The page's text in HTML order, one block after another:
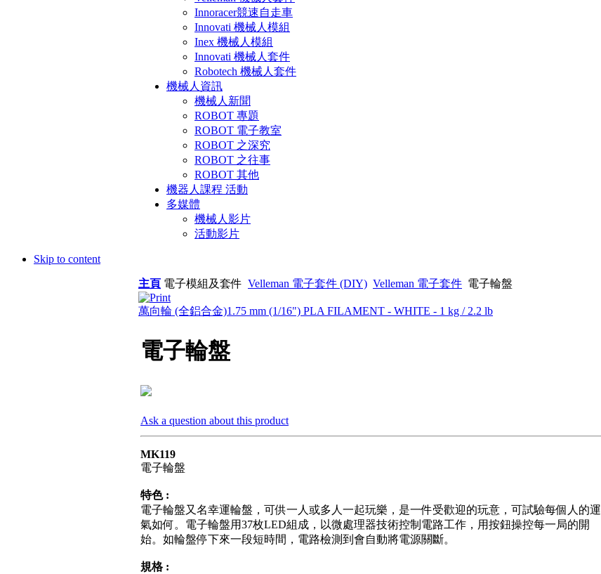
Innoracer競速自走車
Innovati 機械人模組
Inex 機械人模組
Innovati 機械人套件
Robotech 機械人套件
機械人資訊
機械人新聞
ROBOT 專題
ROBOT 電子教室
ROBOT 之深究
ROBOT 之往事
ROBOT 其他
機器人課程 活動
多媒體
機械人影片
活動影片
Skip to content
主頁 電子模組及套件 Velleman 電子套件 (DIY) Velleman 電子套件 電子輪盤
萬向輪 (全鋁合金)1.75 mm (1/16") PLA FILAMENT - WHITE - 1 kg / 2.2 lb
電子輪盤
Ask a question about this product
MK119
電子輪盤
特色 :
電子輪盤又名幸運輪盤，可供一人或多人一起玩樂，是一件受歡迎的玩意，可試驗每個人的運
氣如何。電子輪盤用37枚LED組成，以微處理器技術控制電路工作，用按鈕操控每一局的開
始。如輪盤停下來一段短時間，電路檢測到會自動將電源關斷。
規格 :